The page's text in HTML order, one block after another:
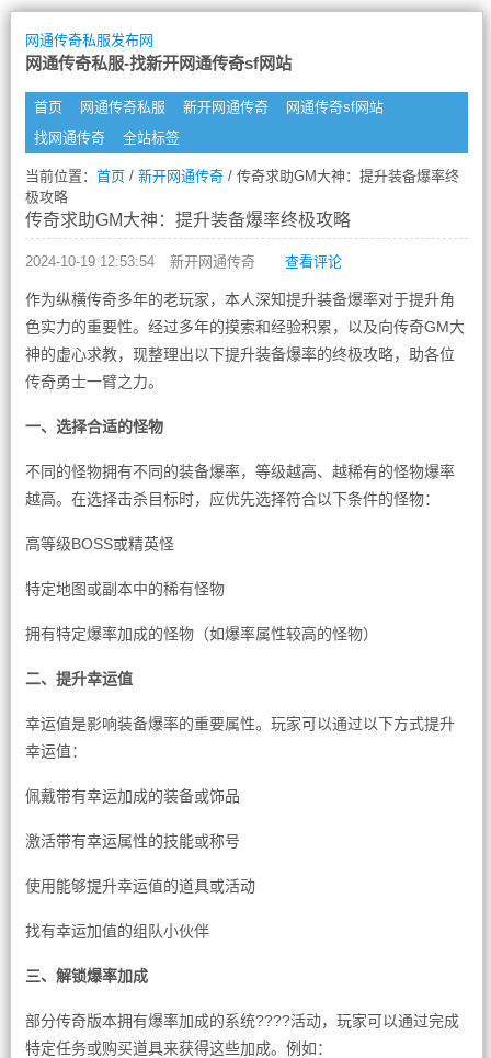
网通传奇私服发布网
网通传奇私服-找新开网通传奇sf网站
首页 网通传奇私服 新开网通传奇
网通传奇sf网站
找网通传奇
全站标签
当前位置： 首页/ 新开网通传奇/ 传奇求助GM大神：提升装备爆率终
极攻略
传奇求助GM大神：提升装备爆率终极攻略
2024-10-19 12:53:54 新开网通传奇 查看评论
作为纵横传奇多年的老玩家，本人深知提升装备爆率对于提升角
色实力的重要性。经过多年的摸索和经验积累，以及向传奇GM大
神的虚心求教，现整理出以下提升装备爆率的终极攻略，助各位
传奇勇士一臂之力。
一、选择合适的怪物
不同的怪物拥有不同的装备爆率，等级越高、越稀有的怪物爆率
越高。在选择击杀目标时，应优先选择符合以下条件的怪物：
高等级BOSS或精英怪
特定地图或副本中的稀有怪物
拥有特定爆率加成的怪物（如爆率属性较高的怪物）
二、提升幸运值
幸运值是影响装备爆率的重要属性。玩家可以通过以下方式提升
幸运值：
佩戴带有幸运加成的装备或饰品
激活带有幸运属性的技能或称号
使用能够提升幸运值的道具或活动
找有幸运加值的组队小伙伴
三、解锁爆率加成
部分传奇版本拥有爆率加成的系统????活动，玩家可以通过完成
特定任务或购买道具来获得这些加成。例如：